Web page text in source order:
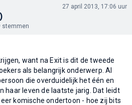
stemmen
27 april 2013, 17:06 uur
want na Exit is dit de tweede
als belangrijk onderwerp. Al
die overduidelijk het één en
haar leven de laatste jarig. Dat leidt
komische ondertoon - hoe zij bits